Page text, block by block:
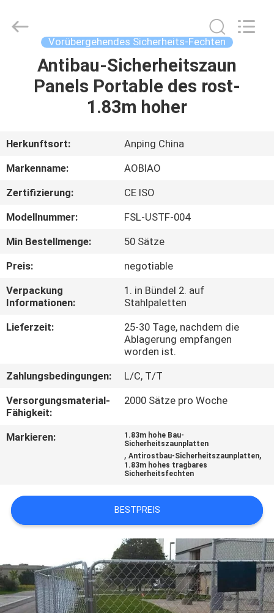
HAUS
ÜBER
UNS
FABRIK-
AUSFLUG
QUALITÄTSKONTROLLE
TRETEN
SIE
IN
VERBINDUNG
NACHRICHTEN
SIE
EIN
SITEMAP
ECER
Vorübergehendes Sicherheits-Fechten
Antibau-Sicherheitszaun
Panels Portable des rost-
1.83m hoher
Herkunftsort:
Anping China
Markenname:
AOBIAO
Zertifizierung:
CE ISO
Modellnummer:
FSL-USTF-004
Min Bestellmenge:
50 Sätze
Preis:
negotiable
Verpackung
Informationen:
1. in Bündel 2. auf
Stahlpaletten
Lieferzeit:
25-30 Tage, nachdem die
Ablagerung empfangen
worden ist.
Zahlungsbedingungen:
L/C, T/T
Versorgungsmaterial-
Fähigkeit:
2000 Sätze pro Woche
Markieren:
1.83m hohe Bau-
Sicherheitszaunplatten
,Antirostbau-Sicherheitszaunplatten,
1.83m hohes tragbares
Sicherheitsfechten
BESTPREIS